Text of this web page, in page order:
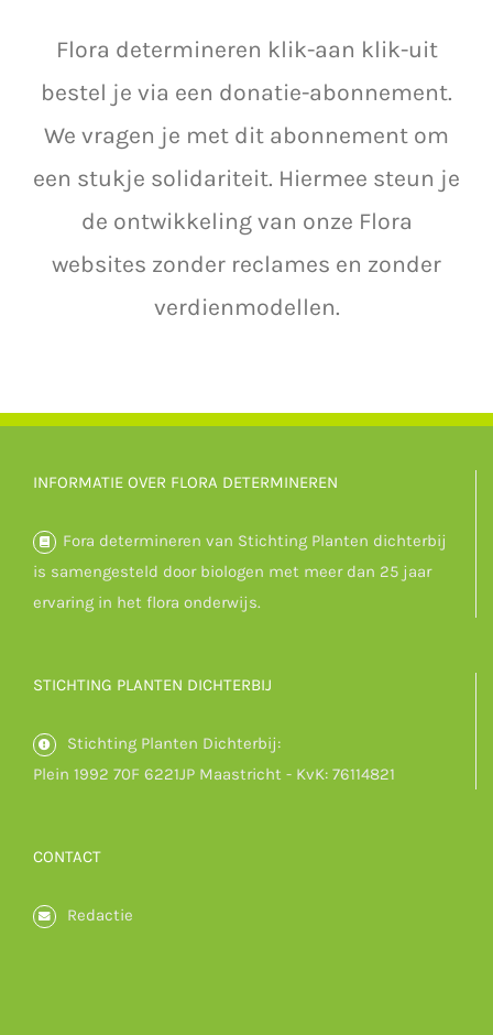
Flora determineren klik-aan klik-uit
bestel je via een donatie-abonnement.
We vragen je met dit abonnement om
een stukje solidariteit. Hiermee steun je
de ontwikkeling van onze Flora
websites zonder reclames en zonder
verdienmodellen.
INFORMATIE OVER FLORA DETERMINEREN
Fora determineren van Stichting Planten dichterbij
is samengesteld door biologen met meer dan 25 jaar
ervaring in het flora onderwijs.
STICHTING PLANTEN DICHTERBIJ
Stichting Planten Dichterbij:
Plein 1992 70F 6221JP Maastricht - KvK: 76114821
CONTACT
Redactie